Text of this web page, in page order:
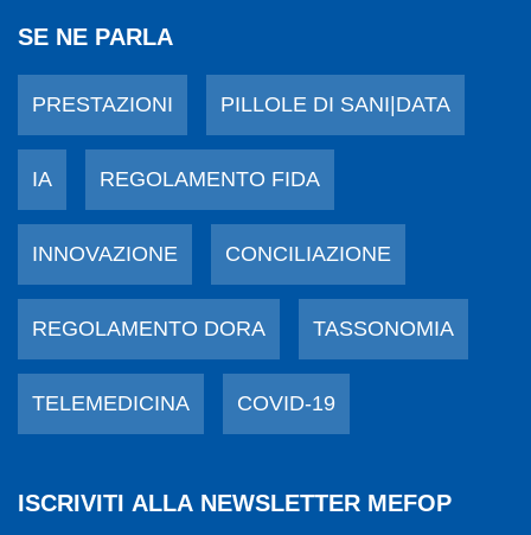
SE NE PARLA
PRESTAZIONI PILLOLE DI SANI|DATA
IA REGOLAMENTO FIDA
INNOVAZIONE CONCILIAZIONE
REGOLAMENTO DORA TASSONOMIA
TELEMEDICINA COVID-19
ISCRIVITI ALLA NEWSLETTER MEFOP